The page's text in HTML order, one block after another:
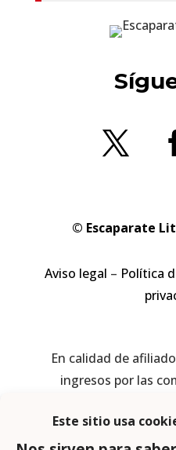
© Escaparate
Aviso legal – Política
En calidad de
ingresos por las